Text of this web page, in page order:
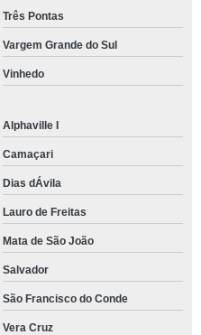
Três Pontas
Vargem Grande do Sul
Vinhedo
Alphaville I
Camaçari
Dias dÁvila
Lauro de Freitas
Mata de São João
Salvador
São Francisco do Conde
Vera Cruz